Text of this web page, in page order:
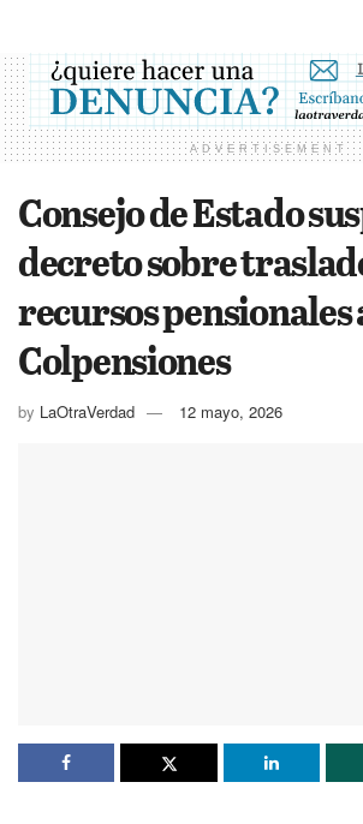
ADVERTISEMENT
Consejo de Estado
decreto sobre
recursos pensionales
Colpensiones
by LaOtraVerdad 12 mayo, 2026